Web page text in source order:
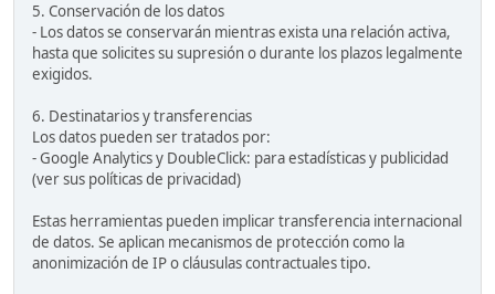
5. Conservación de los datos
- Los datos se conservarán mientras exista una relación activa,
hasta que solicites su supresión o durante los plazos legalmente
exigidos.
6. Destinatarios y transferencias
Los datos pueden ser tratados por:
- Google Analytics y DoubleClick: para estadísticas y publicidad
(ver sus políticas de privacidad)
Estas herramientas pueden implicar transferencia internacional
de datos. Se aplican mecanismos de protección como la
anonimización de IP o cláusulas contractuales tipo.